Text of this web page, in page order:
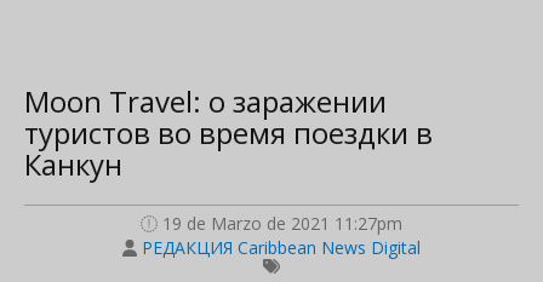
Moon Travel: о заражении
туристов во время поездки в
Канкун
19 de Marzo de 2021 11:27pm
РЕДАКЦИЯ Caribbean News Digital